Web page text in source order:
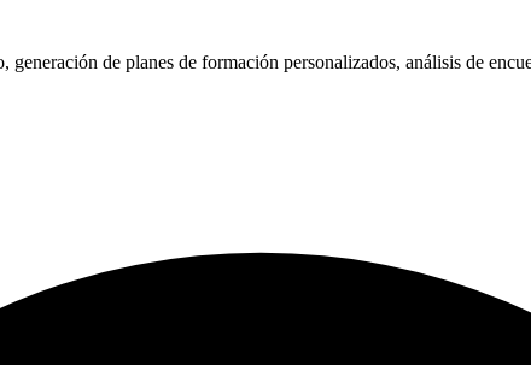
de planes de formación personalizados, análisis de